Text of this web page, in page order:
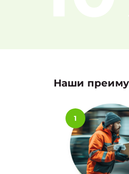
Наши
1